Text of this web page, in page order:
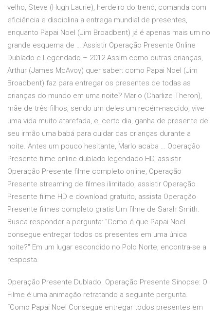
velho, Steve (Hugh Laurie), herdeiro do trenó, comanda com
eficiência e disciplina a entrega mundial de presentes,
enquanto Papai Noel (Jim Broadbent) já é apenas mais um no
grande esquema de … Assistir Operação Presente Online
Dublado e Legendado – 2012 Assim como outras crianças,
Arthur (James McAvoy) quer saber: como Papai Noel (Jim
Broadbent) faz para entregar os presentes de todas as
crianças do mundo em uma noite? Marlo (Charlize Theron),
mãe de três filhos, sendo um deles um recém-nascido, vive
uma vida muito atarefada, e, certo dia, ganha de presente de
seu irmão uma babá para cuidar das crianças durante a
noite. Antes um pouco hesitante, Marlo acaba … Operação
Presente filme online dublado legendado HD, assistir
Operação Presente filme completo online, Operação
Presente streaming de filmes ilimitado, assistir Operação
Presente filme HD e download gratuito, assista Operação
Presente filmes completo gratis Um filme de Sarah Smith.
Busca responder a pergunta: "Como é que Papai Noel
consegue entregar todos os presentes em uma única
noite?" Em um lugar escondido no Polo Norte, encontra-se a
resposta.
Operação Presente Dublado. Operação Presente Sinopse: O
Filme é uma animação retratando a seguinte pergunta.
“Como Papai Noel Consegue entregar todos presentes em